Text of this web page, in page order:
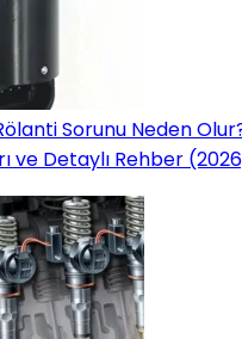
Sorunu Neden
ve Detaylı Rehber